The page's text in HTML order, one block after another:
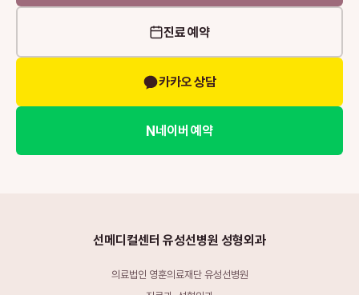
진료 예약
카카오 상담
N네이버 예약
선메디컬센터 유성선병원 성형외과
의료법인 영훈의료재단 유성선병원